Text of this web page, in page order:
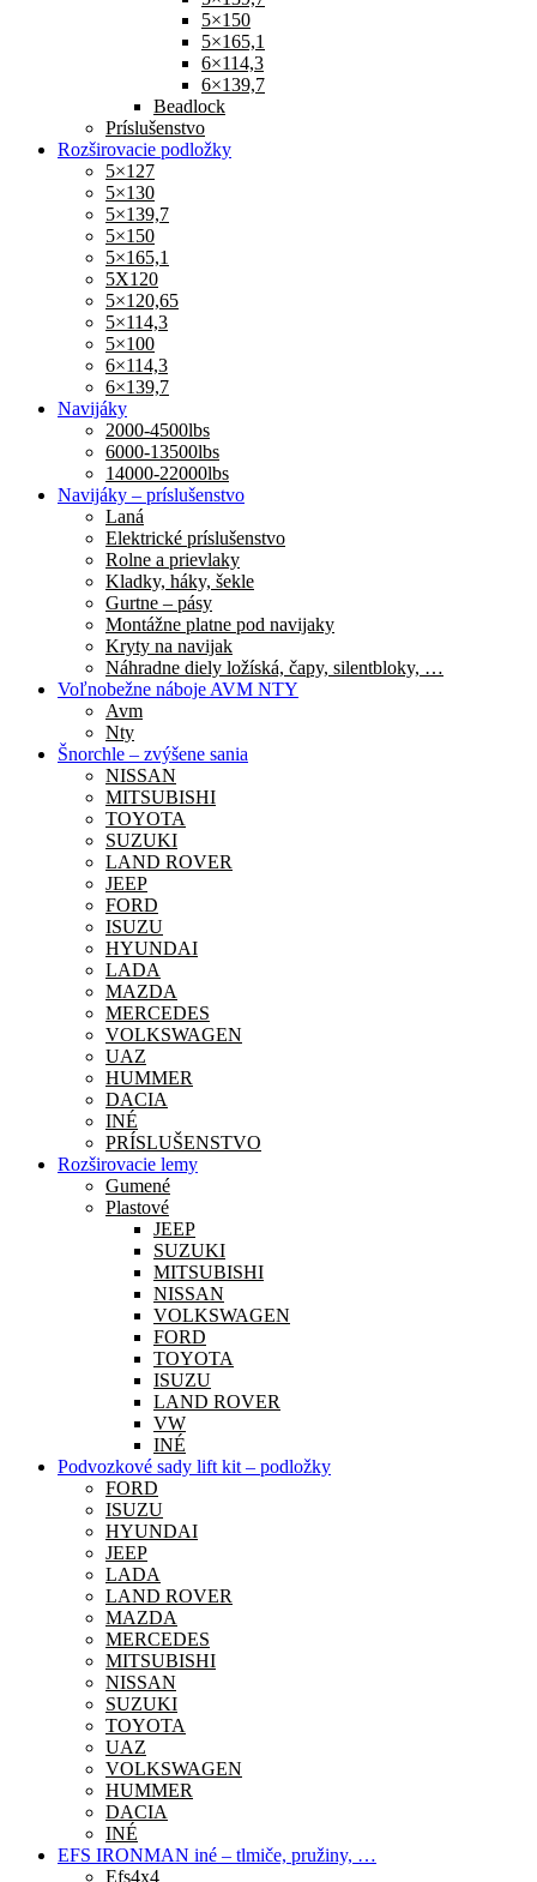
5×150
5×165,1
6×114,3
6×139,7
Beadlock
Príslušenstvo
Rozširovacie podložky
5×127
5×130
5×139,7
5×150
5×165,1
5X120
5×120,65
5×114,3
5×100
6×114,3
6×139,7
Navijáky
2000-4500lbs
6000-13500lbs
14000-22000lbs
Navijáky – príslušenstvo
Laná
Elektrické príslušenstvo
Rolne a prievlaky
Kladky, háky, šekle
Gurtne – pásy
Montážne platne pod navijaky
Kryty na navijak
Náhradne diely ložíská, čapy, silentbloky, …
Voľnobežne náboje AVM NTY
Avm
Nty
Šnorchle – zvýšene sania
NISSAN
MITSUBISHI
TOYOTA
SUZUKI
LAND ROVER
JEEP
FORD
ISUZU
HYUNDAI
LADA
MAZDA
MERCEDES
VOLKSWAGEN
UAZ
HUMMER
DACIA
INÉ
PRÍSLUŠENSTVO
Rozširovacie lemy
Gumené
Plastové
JEEP
SUZUKI
MITSUBISHI
NISSAN
VOLKSWAGEN
FORD
TOYOTA
ISUZU
LAND ROVER
VW
INÉ
Podvozkové sady lift kit – podložky
FORD
ISUZU
HYUNDAI
JEEP
LADA
LAND ROVER
MAZDA
MERCEDES
MITSUBISHI
NISSAN
SUZUKI
TOYOTA
UAZ
VOLKSWAGEN
HUMMER
DACIA
INÉ
EFS IRONMAN iné – tlmiče, pružiny, …
Efs4x4